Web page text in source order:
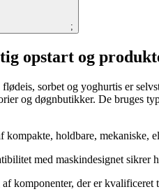
;
opstart og
sorbet og yoghurtis er
og døgnbutikker. De bruges
kompakte, holdbare, mekaniske,
med maskindesignet sikrer
af komponenter, der er